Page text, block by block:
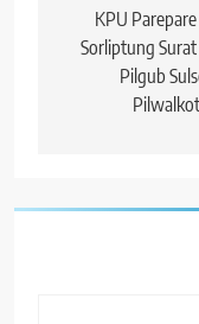
posKPU
Sorliptung Surat
Pilgub